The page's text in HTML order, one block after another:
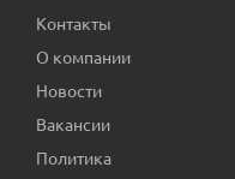
Контакты
О компании
Новости
Вакансии
Политика